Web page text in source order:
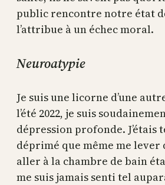
public rencontre notre état
l’attribue à un échec moral.
Neuroatypie
Je suis une licorne d’une
l’été 2022, je suis
dépression profonde. J’étais
déprimé que même me
aller à la chambre de bain
me suis jamais senti tel